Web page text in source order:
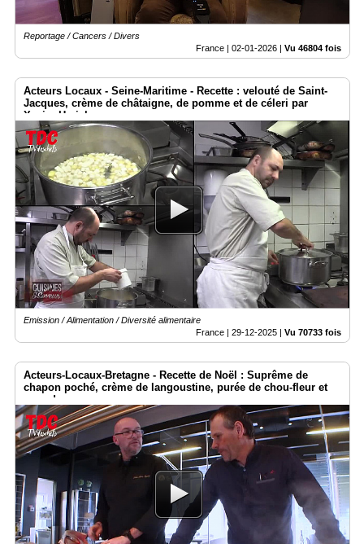
Reportage / Cancers / Divers
France | 02-01-2026 | Vu 46804 fois
Acteurs Locaux - Seine-Maritime - Recette : velouté de Saint-
Jacques, crème de châtaigne, de pomme et de céleri par
Xavier Herichez
Emission / Alimentation / Diversité alimentaire
France | 29-12-2025 Vu 70733 fois
Acteurs-Locaux-Bretagne - Recette de Noël : Suprême de
chapon poché, crème de langoustine, purée de chou-fleur et
grue de cacao.